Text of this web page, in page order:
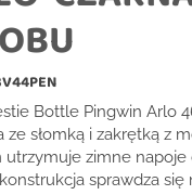
Bottle Pingwin Arlo
ze słomką i zakrętką z
utrzymuje zimne napoje
sprawdza się